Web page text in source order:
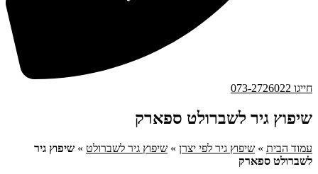
חייגו 073-2726022
שיפוץ גיר לשברולט ספארק
עמוד הבית » שיפוץ גיר לפי יצרן » שיפוץ גיר לשברולט » שיפוץ גיר
לשברולט ספארק